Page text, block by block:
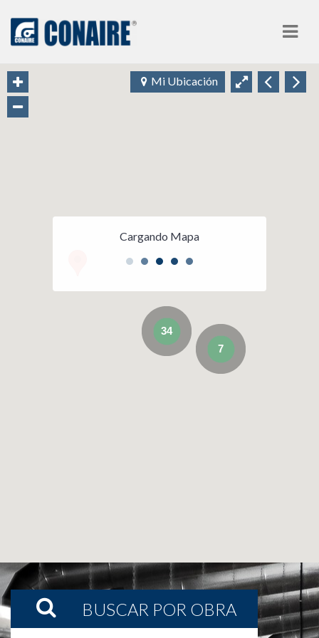
34
7
Mi Ubicación
Cargando Mapa
BUSCAR POR OBRA